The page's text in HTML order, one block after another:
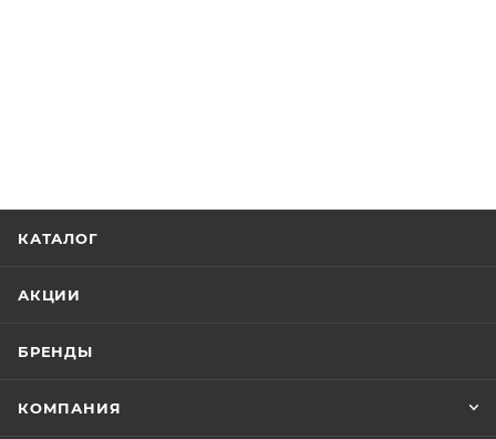
КАТАЛОГ
АКЦИИ
БРЕНДЫ
КОМПАНИЯ